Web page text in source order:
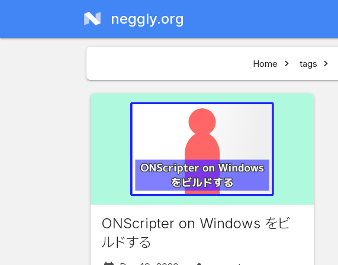
neggly.org
Home tags
ONScripter on Windows をビ
ルドする